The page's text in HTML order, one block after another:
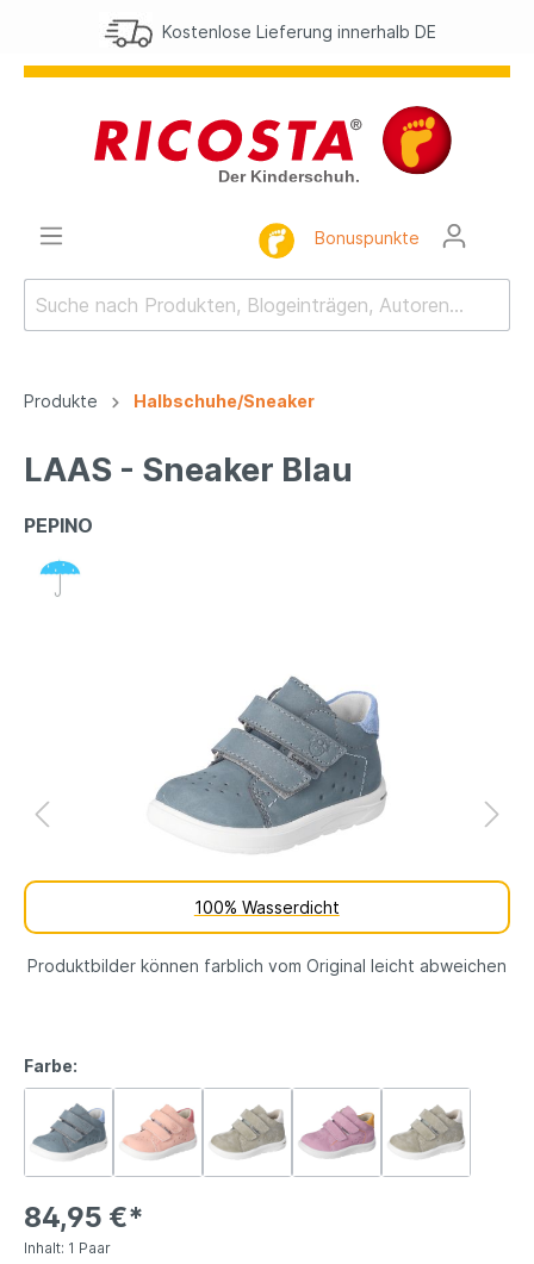
Kostenlose Lieferung innerhalb DE
Bonuspunkte
Produkte Halbschuhe/Sneaker
LAAS - Sneaker Blau
PEPINO
100% Wasserdicht
Produktbilder können farblich vom Original leicht abweichen
Farbe:
84,95 €*
Inhalt: 1 Paar